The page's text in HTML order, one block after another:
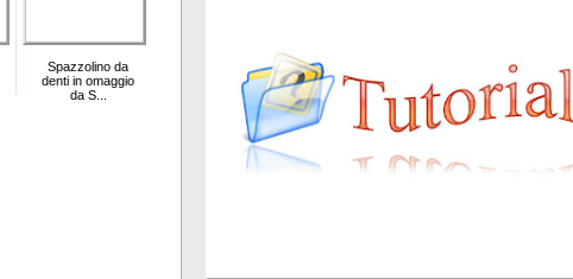
Spazzolino da
denti in omaggio
da S...